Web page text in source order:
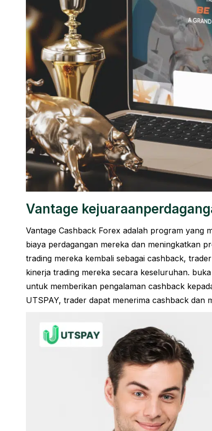
Vantage kejuaraan
Vantage Cashback Forex adalah program yang
biaya perdagangan mereka dan meningkatkan
trading mereka kembali sebagai cashback,
kinerja trading mereka secara keseluruhan.
untuk memberikan pengalaman cashback
UTSPAY, trader dapat menerima cashback dan